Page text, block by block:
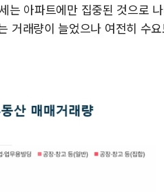
동해해경, 독도 해상
주한미군 "오산기지
구미 폐염산처리업
는 아파트에만 집중된 것으로
거래량이 늘었으나 여전히 수